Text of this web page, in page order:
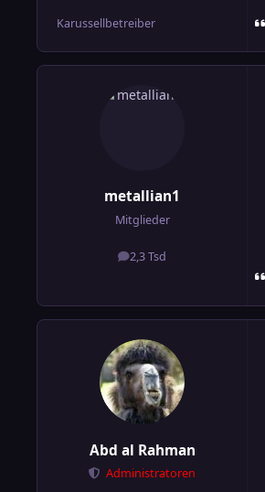
Karussellbetreiber
metallian1
Mitglieder
2,3 Tsd
Beiträge
Abd al Rahman
Administratoren